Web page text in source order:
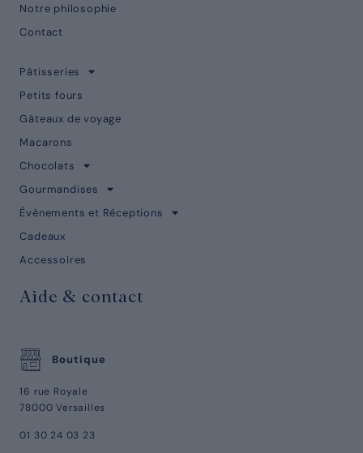
Notre philosophie
Contact
Pâtisseries
Petits fours
Gâteaux de voyage
Macarons
Chocolats
Gourmandises
Évènements et Réceptions
Cadeaux
Accessoires
Aide & contact
Boutique
16 rue Royale
78000 Versailles
01 30 24 03 23